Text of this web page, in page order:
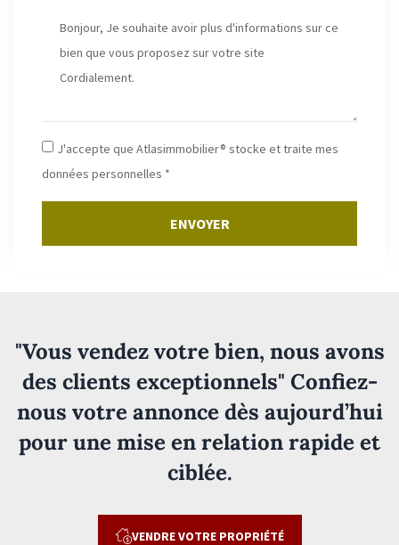
J'accepte que Atlasimmobilier® stocke et traite mes
données personnelles *
ENVOYER
"Vous vendez votre bien, nous avons
des clients exceptionnels" Confiez-
nous votre annonce dès aujourd’hui
pour une mise en relation rapide et
ciblée.
VENDRE VOTRE PROPRIÉTÉ